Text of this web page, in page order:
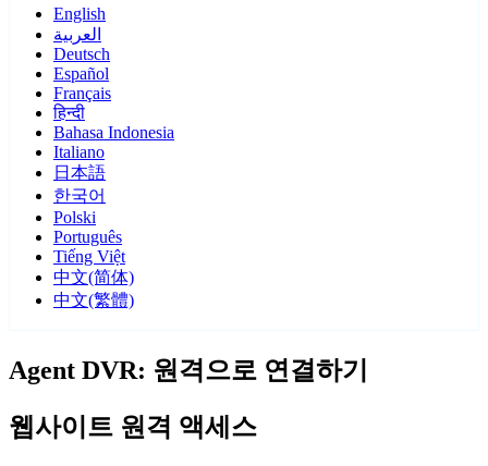
English
العربية
Deutsch
Español
Français
हिन्दी
Bahasa Indonesia
Italiano
日本語
한국어
Polski
Português
Tiếng Việt
中文(简体)
中文(繁體)
Agent DVR: 원격으로 연결하기
웹사이트 원격 액세스